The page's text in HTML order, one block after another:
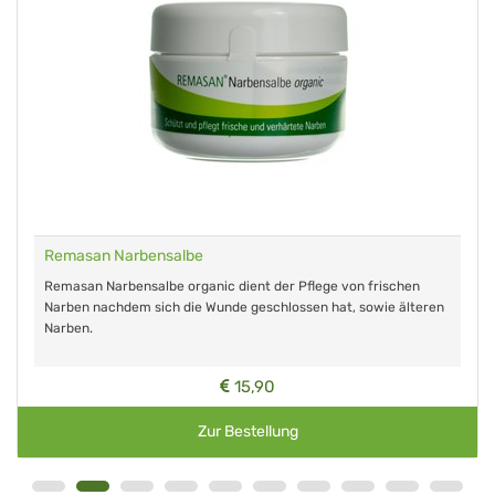
Remasan Narbensalbe
Remasan Narbensalbe organic dient der Pflege von frischen
Narben nachdem sich die Wunde geschlossen hat, sowie älteren
Narben.
15,90
Zur Bestellung